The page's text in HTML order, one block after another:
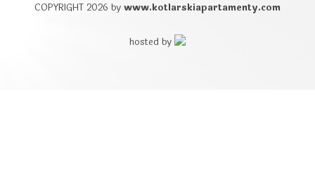
COPYRIGHT 2026 by www.kotlarskiapartamenty.com
hosted by